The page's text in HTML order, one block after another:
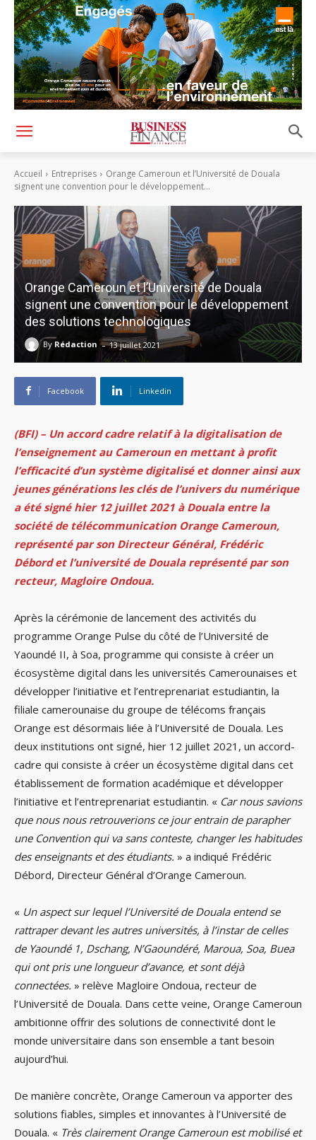
Accueil Entreprises
Orange Cameroun et l’Université de Douala
signent une convention pour le développement...
Orange Cameroun et l’Université de Douala
signent une convention pour le développement
des solutions technologiques
By Rédaction - 13 juillet 2021
Facebook Linkedin
(BFI) – Un accord cadre relatif à la digitalisation de
l’enseignement au Camerounen mettant à profit
l’efficacité d’un système digitalisé et donner ainsi aux
jeunes générations les clés de l’univers du numérique
a été signé hier 12 juillet 2021 à Douala entre la
société de télécommunication Orange Cameroun,
représenté par son Directeur Général, Frédéric
Débord et l’université de Douala représenté par son
recteur, Magloire Ondoua.
Après la cérémonie de lancement des activités du
programme Orange Pulse du côté de l’Université de
Yaoundé II, à Soa, programme qui consiste à créer un
écosystème digital dans les universités Camerounaises et
développer l’initiative et l’entreprenariat estudiantin, la
filiale camerounaise du groupe de télécoms français
Orange est désormais liée à l’Université de Douala. Les
deux institutions ont signé, hier 12 juillet 2021, un accord-
cadre qui consiste à créer un écosystème digital dans cet
établissement de formation académique et développer
l’initiative et l’entreprenariat estudiantin. « Car nous savions
que nous nous retrouverions ce jour entrain de parapher
une Convention qui va sans conteste, changer les habitudes
des enseignants et des étudiants. » a indiqué Frédéric
Débord, Directeur Général d’Orange Cameroun.
« Un aspect sur lequel l’Université de Douala entend se
rattraper devant les autres universités, à l’instar de celles
de Yaoundé 1, Dschang, N’Gaoundéré, Maroua, Soa, Buea
qui ont pris une longueur d’avance, et sont déjà
connectées. » relève Magloire Ondoua, recteur de
l’Université de Douala. Dans cette veine, Orange Cameroun
ambitionne offrir des solutions de connectivité dont le
monde universitaire dans son ensemble a tant besoin
aujourd’hui.
De manière concrète, Orange Cameroun va apporter des
solutions fiables, simples et innovantes à l’Université de
Douala. « Très clairement Orange Cameroun est mobilisé et